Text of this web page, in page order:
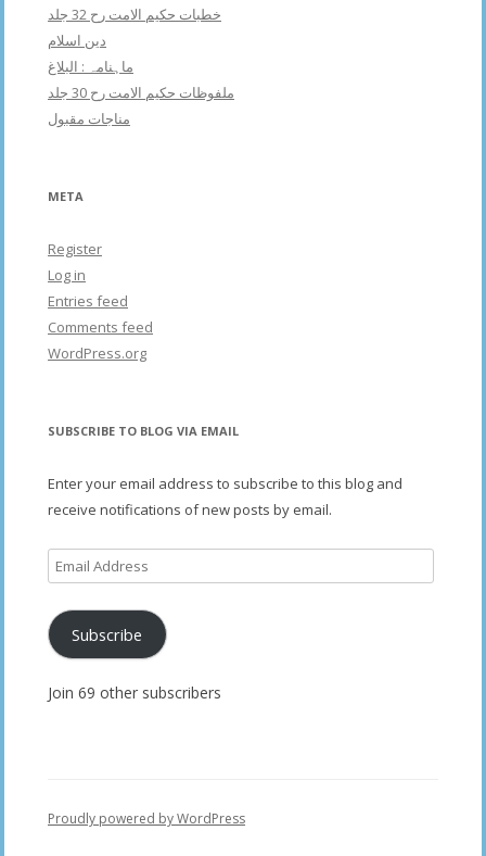
خطبات حکیم الامت رح 32 جلد
دین اسلام
ماہنامہ : البلاغ
ملفوظات حکیم الامت رح 30 جلد
مناجات مقبول
META
Register
Log in
Entries feed
Comments feed
WordPress.org
SUBSCRIBE TO BLOG VIA EMAIL
Enter your email address to subscribe to this blog and
receive notifications of new posts by email.
Email
Address
Subscribe
Join 69 other subscribers
Proudly powered by WordPress